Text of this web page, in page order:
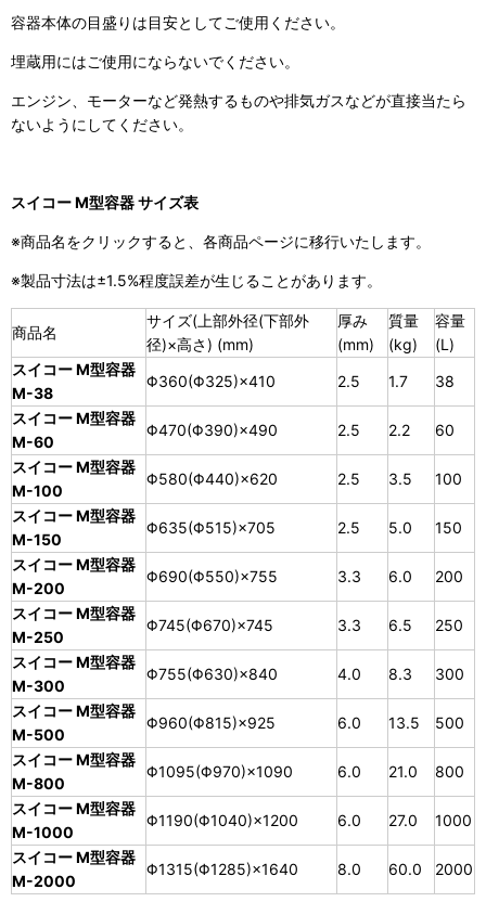
容器本体の目盛りは目安としてご使用ください。
埋蔵用にはご使用にならないでください。
エンジン、モーターなど発熱するものや排気ガスなどが直接当たら
ないようにしてください。
スイコー M型容器 サイズ表
※商品名をクリックすると、各商品ページに移行いたします。
※製品寸法は±1.5%程度誤差が生じることがあります。
商品名
サイズ(上部外径(下部外
径)×高さ) (mm)
厚み
(mm)
質量
(kg)
容量
(L)
スイコー M型容器
M-38
Φ360(Φ325)×410 2.5 1.7
38
スイコー M型容器
M-60
Φ470(Φ390)×490 2.5 2.2
60
スイコー M型容器
M-100
Φ580(Φ440)×620 2.5 3.5
100
スイコー M型容器
M-150
Φ635(Φ515)×705 2.5 5.0
150
スイコー M型容器
M-200
Φ690(Φ550)×755 3.3 6.0
200
スイコー M型容器
M-250
Φ745(Φ670)×745 3.3 6.5
250
スイコー M型容器
M-300
Φ755(Φ630)×840 4.0 8.3
300
スイコー M型容器
M-500
Φ960(Φ815)×925 6.0 13.5
500
スイコー M型容器
M-800
Φ1095(Φ970)×1090 6.0 21.0
800
スイコー M型容器
M-1000
Φ1190(Φ1040)×1200 6.0 27.0
1000
スイコー M型容器
M-2000
Φ1315(Φ1285)×1640 8.0 60.0 2000